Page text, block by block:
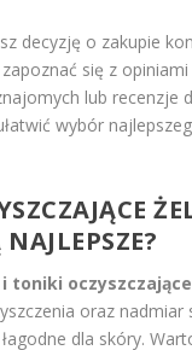
decyzję o zakupie
się z
lub recenzje
wybór
toniki oczyszczające
oraz nadmiar
dla skóry.